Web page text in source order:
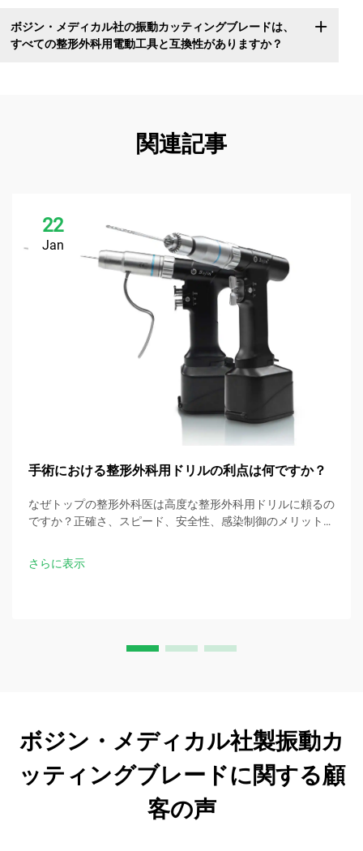
ボジン・メディカル社の振動カッティングブレードは、
すべての整形外科用電動工具と互換性がありますか？
関連記事
22
Jan
手術における整形外科用ドリルの利点は何ですか？
なぜトップの整形外科医は高度な整形外科用ドリルに頼るの
ですか？正確さ、スピード、安全性、感染制御のメリットを
ロードしてください。
さらに表示
ボジン・メディカル社製振動カ
ッティングブレードに関する顧
客の声